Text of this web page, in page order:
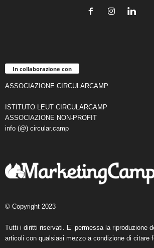
In collaborazione con
ASSOCIAZIONE CIRCULARCAMP
ISTITUTO LEUT CIRCULARCAMP
ASSOCIAZIONE NON-PROFIT
info (@) circular.camp
© Copyright 2023
Tutti i diritti riservati. E’ permessa la riproduzione
articoli con qualsiasi mezzo a condizione di citare